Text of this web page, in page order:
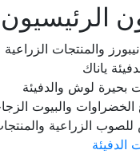
الرئيسيون
والمنتجات الزراعية
ياناك
بحيرة لوش والدفيئة
الخضراوات والبيوت
الزراعية
الدفيئة